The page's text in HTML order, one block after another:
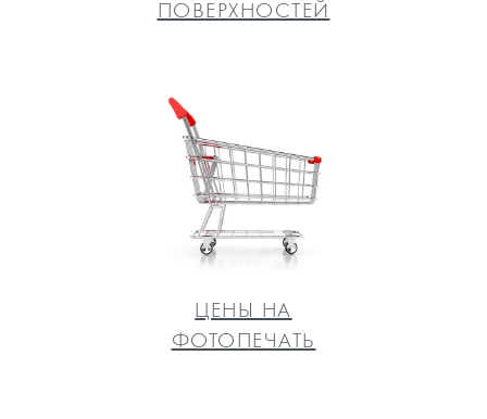
ПОВЕРХНОСТЕЙ
ЦЕНЫ НА
ФОТОПЕЧАТЬ